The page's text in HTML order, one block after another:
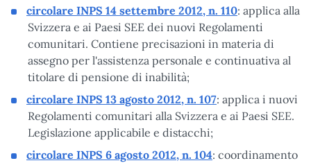
circolare INPS 14 settembre 2012, n. 110: applica alla
Svizzera e ai Paesi SEE dei nuovi Regolamenti
comunitari. Contiene precisazioni in materia di
assegno per l'assistenza personale e continuativa al
titolare di pensione di inabilità;
circolare INPS 13 agosto 2012, n. 107: applica i nuovi
Regolamenti comunitari alla Svizzera e ai Paesi SEE.
Legislazione applicabile e distacchi;
circolare INPS 6 agosto 2012, n. 104: coordinamento